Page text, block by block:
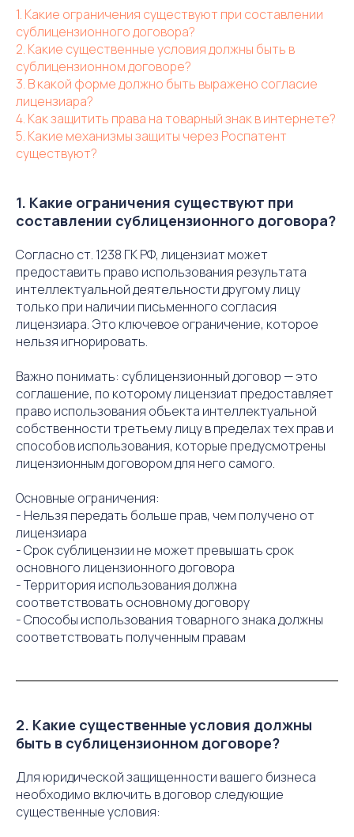
1. Какие ограничения существуют при составлении
сублицензионного договора?
2. Какие существенные условия должны быть в
сублицензионном договоре?
3. В какой форме должно быть выражено согласие
лицензиара?
4. Как защитить права на товарный знак в интернете?
5. Какие механизмы защиты через Роспатент
существуют?
1. Какие ограничения существуют при
составлении сублицензионного договора?
Согласно ст. 1238 ГК РФ, лицензиат может
предоставить право использования результата
интеллектуальной деятельности другому лицу
только при наличии письменного согласия
лицензиара. Это ключевое ограничение, которое
нельзя игнорировать.
Важно понимать: сублицензионный договор — это
соглашение, по которому лицензиат предоставляет
право использования объекта интеллектуальной
собственности третьему лицу в пределах тех прав и
способов использования, которые предусмотрены
лицензионным договором для него самого.
Основные ограничения:
- Нельзя передать больше прав, чем получено от
лицензиара
- Срок сублицензии не может превышать срок
основного лицензионного договора
- Территория использования должна
соответствовать основному договору
- Способы использования товарного знака должны
соответствовать полученным правам
2. Какие существенные условия должны
быть в сублицензионном договоре?
Для юридической защищенности вашего бизнеса
необходимо включить в договор следующие
существенные условия: